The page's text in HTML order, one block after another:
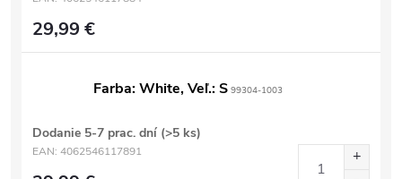
29,99 €
Farba: White, Veľ.: S 99304-1003
Dodanie 5-7 prac. dní (>5 ks)
EAN: 4062546117891